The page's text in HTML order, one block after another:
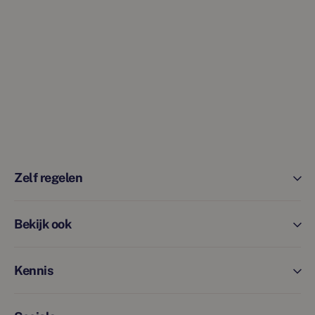
Zelf regelen
Bekijk ook
Kennis